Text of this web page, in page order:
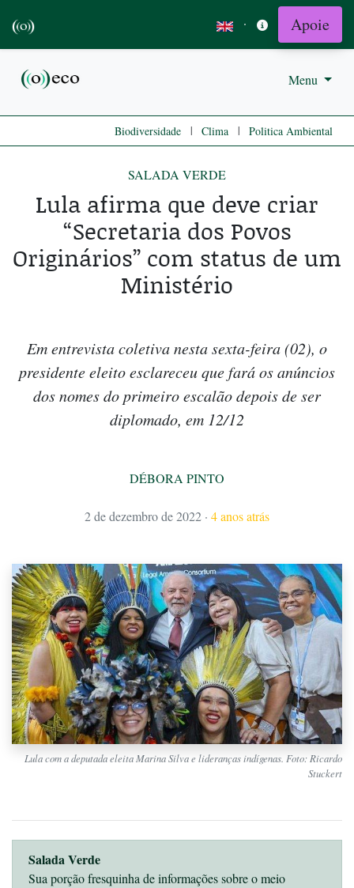
· Apoie
Menu
Biodiversidade | Clima | Politica Ambiental
SALADA VERDE
Lula afirma que deve criar
“Secretaria dos Povos
Originários” com status de um
Ministério
Em entrevista coletiva nesta sexta-feira (02), o
presidente eleito esclareceu que fará os anúncios
dos nomes do primeiro escalão depois de ser
diplomado, em 12/12
DÉBORA PINTO
2 de dezembro de 2022 · 4 anos atrás
Lula com a deputada eleita Marina Silva e lideranças indígenas. Foto: Ricardo
Stuckert
Salada Verde
Sua porção fresquinha de informações sobre o meio